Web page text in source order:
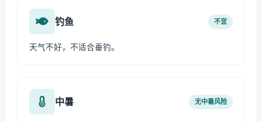
钓鱼 不宜
天气不好，不适合垂钓。
中暑 无中暑风险